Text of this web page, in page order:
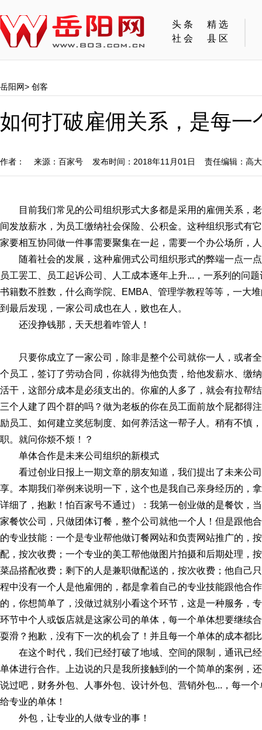
头条
精选
社会
县区
岳阳网> 创客
如何打破雇佣关系，是每
作者： 来源：百家号 发布时间：2018年11月01日 责任编辑：高
目前我们常见的公司组织形式大多都是采用的雇佣关系，
间发放薪水，为员工缴纳社会保险、公积金。这种组织形式有
家要相互协同做一件事需要聚集在一起，需要一个办公场所，
随着社会的发展，这种雇佣式公司组织形式的弊端一点一
员工罢工、员工起诉公司、人工成本逐年上升...，一系列的问
书籍数不胜数，什么商学院、EMBA、管理学教程等等，一大
到最后发现，一家公司成也在人，败也在人。
还没挣钱那，天天想着咋管人！
只要你成立了一家公司，除非是整个公司就你一人，或者
个员工，签订了劳动合同，你就得为他负责，给他发薪水、缴
活干，这部分成本是必须支出的。你雇的人多了，就会有拉帮
三个人建了四个群的吗？做为老板的你在员工面前放个屁都得
励员工、如何建立奖惩制度、如何养活这一帮子人。稍有不慎
职。就问你烦不烦！？
单体合作是未来公司组织的新模式
看过创业日报上一期文章的朋友知道，我们提出了未来公
享。本期我们举例来说明一下，这个也是我自己亲身经历的，
详细了，抱歉！怕百家号不通过）：我第一创业做的是餐饮，
家餐饮公司，只做团体订餐，整个公司就他一个人！但是跟他
的专业技能：一个是专业帮他做订餐网站和负责网站推广的，
配，按次收费；一个专业的美工帮他做图片拍摄和后期处理，
菜品搭配收费；剩下的人是兼职做配送的，按次收费；他自己
程中没有一个人是他雇佣的，都是拿着自己的专业技能跟他合
的，你想简单了，没做过就别小看这个环节，这是一种服务，
环节中个人或饭店就是这家公司的单体，每一个单体想要继续
耍滑？抱歉，没有下一次的机会了！并且每一个单体的成本都
在这个时代，我们已经打破了地域、空间的限制，通讯已
单体进行合作。上边说的只是我所接触到的一个简单的案例，
说过吧，财务外包、人事外包、设计外包、营销外包...，每一
给专业的单体！
外包，让专业的人做专业的事！